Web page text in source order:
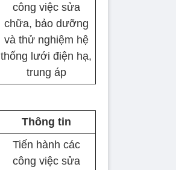
công việc sửa
chữa, bảo dưỡng
và thử nghiệm hệ
thống lưới điện hạ,
trung áp
Thông tin
Tiến hành các
công việc sửa